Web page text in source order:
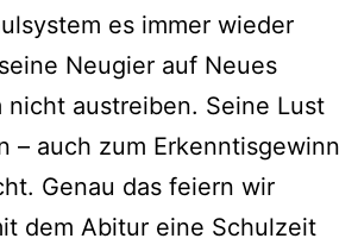
es immer wieder
Neugier auf Neues
nicht austreiben. Seine Lust
– auch zum Erkenntisgewinn
Genau das feiern wir
dem Abitur eine Schulzeit